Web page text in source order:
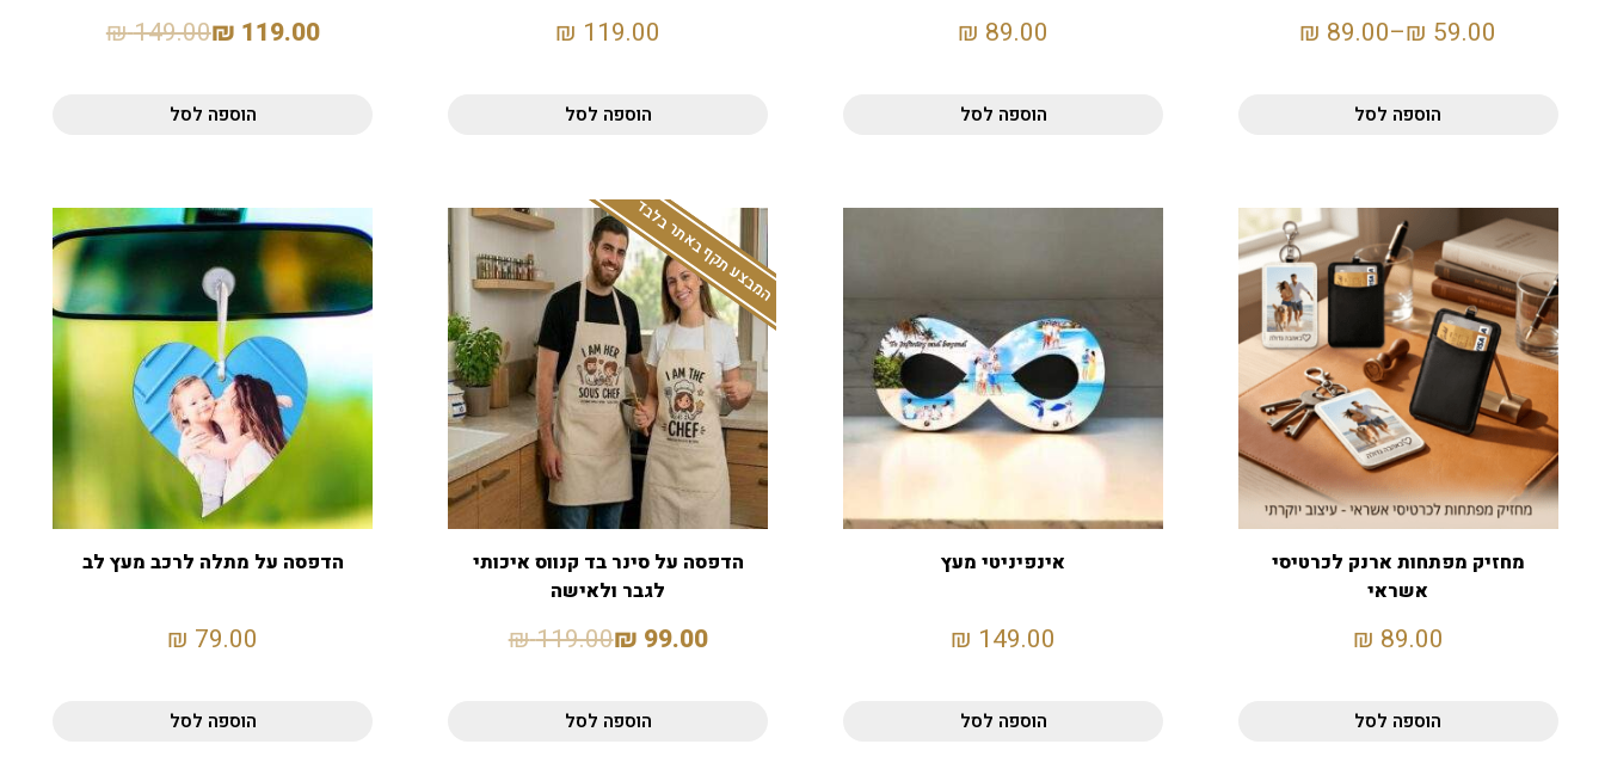
59.00
₪
–
89.00
₪
הוספה לסל
89.00
₪
הוספה לסל
119.00
₪
הוספה לסל
119.00
₪
149.00
₪
הוספה לסל
מחזיק מפתחות ארנק לכרטיסי
אשראי
89.00
₪
הוספה לסל
אינפיניטי מעץ
149.00
₪
הוספה לסל
המבצע תקף באתר בלבד
הדפסה על סינר בד קנווס איכותי
לגבר ולאישה
99.00
₪
119.00
₪
הוספה לסל
הדפסה על מתלה לרכב מעץ לב
79.00
₪
הוספה לסל